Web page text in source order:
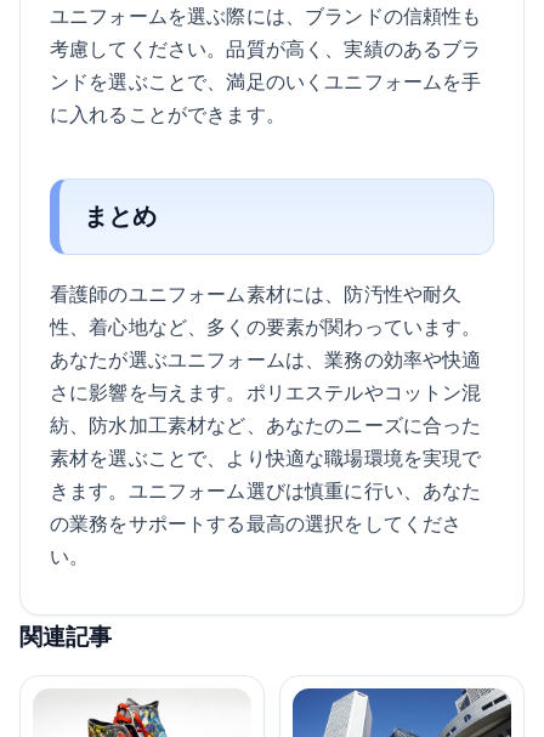
ユニフォームを選ぶ際には、ブランドの信頼性も
考慮してください。品質が高く、実績のあるブラ
ンドを選ぶことで、満足のいくユニフォームを手
に入れることができます。
まとめ
看護師のユニフォーム素材には、防汚性や耐久
性、着心地など、多くの要素が関わっています。
あなたが選ぶユニフォームは、業務の効率や快適
さに影響を与えます。ポリエステルやコットン混
紡、防水加工素材など、あなたのニーズに合った
素材を選ぶことで、より快適な職場環境を実現で
きます。ユニフォーム選びは慎重に行い、あなた
の業務をサポートする最高の選択をしてくださ
い。
関連記事